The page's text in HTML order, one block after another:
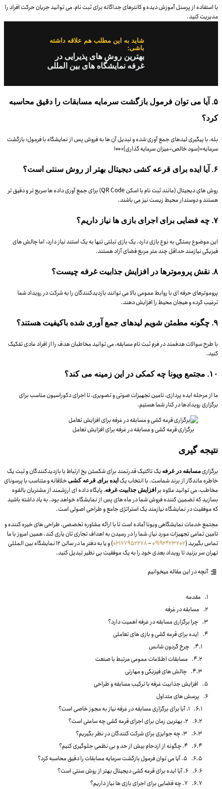
با استفاده از پرسنل آموزش دیده و کانترهای جداگانه برای ثبت نام، می توانید جریان حرکت افراد را
مدیریت کنید.
شاید به این مطلب هم علاقه داشته
باشی:
بهترین روش های پذیرایی در
غرفه نمایشگاه های بین المللی
۵. آیا می توان فرمول بازگشت سرمایه مسابقات را دقیق محاسبه
کرد؟
بله، با پیگیری لیدهای جمع آوری شده و تبدیل آن ها به فروش پس از نمایشگاه با فرمول: بازگشت
سرمایه=(سود خالص÷میزان سرمایه گذاری)×۱۰۰
۶. آیا ایده برای قرعه کشی دیجیتال بهتر از روش سنتی است؟
روش های دیجیتال (مانند ثبت نام با اسکن QR Code) برای جمع آوری داده ها سریع تر و دقیق تر
هستند و دوستدار محیط زیست نیز می باشند.
۷. چه فضایی برای اجرای بازی ها نیاز داریم؟
این موضوع بستگی به نوع بازی دارد. یک بازی تبلتی تنها به یک استند نیاز دارد، اما چالش های
فیزیکی نیازمند حداقل چند متر مربع فضای آزاد هستند.
۸. نقش پروموترها در افزایش جذابیت غرفه چیست؟
پروموترهای حرفه ای با روابط عمومی بالا می توانند بازدیدکنندگان را به شرکت در رویداد شما
ترغیب کرده و هیجان محیط را افزایش دهند.
۹. چگونه مطمئن شویم لیدهای جمع آوری شده باکیفیت هستند؟
با طرح سوالات هدفمند در فرم ثبت نام مسابقه، می توانید مخاطبان هدف را از افراد عادی تفکیک
کنید.
۱۰. مجتمع ویونا چه کمکی در این زمینه می کند؟
ما از مرحله ایده پردازی، تامین تجهیزات صوتی و تصویری، تا اجرای دکوراسیون مناسب برای
برگزاری رویدادها در کنار شما هستیم.
برگزاری قرعه کشی و مسابقه در غرفه برای افزایش تعامل
نتیجه گیری
برگزاری مسابقه در غرفه یک تاکتیک قدرتمند برای شکستن یخ ارتباط با بازدیدکنندگان و ثبت یک
خاطره ماندگار از برند شماست. با انتخاب یک ایده برای قرعه کشیخلاقانه و متناسب با پرسونای
مخاطب، می توانید علاوه بر افزایش جذابیت غرفه، پایگاه داده ای ارزشمند از مشتریان بالقوه
بسازید که تضمین کننده فروش شما در ماه های پس از نمایشگاه خواهد بود. به یاد داشته باشید
که موفقیت در نمایشگاه نیازمند یک استراتژی جامع و طراحی اصولی است.
مجتمع خدمات نمایشگاهی ویونا آماده است تا با ارائه مشاوره تخصصی، طراحی های خیره کننده و
تامین تمامی تجهیزات مورد نیاز، شما را در رسیدن به اهداف تجاری تان یاری کند. همین امروز با ما
تماس بگیرید (09192423702
–
02177952278
) و یا به دفتر ما در سالن ۱۲ نمایشگاه بین المللی
تهران سر بزنید تا رویداد بعدی خود را به یک موفقیت بی نظیر تبدیل کنید.
آنچه در این مقاله میخوانیم
مقدمه
مسابقه در غرفه
چرا برگزاری مسابقه در غرفه اهمیت دارد؟
ایده برای قرعه کشی و بازی های تعاملی
چرخ گردون شانس
مسابقات اطلاعات عمومی مرتبط با صنعت
چالش های فیزیکی و مهارتی
افزایش جذابیت غرفه با ترکیب مسابقه و طراحی
پرسش های متداول
۱. آیا برای برگزاری مسابقه در غرفه نیاز به مجوز خاصی است؟
۲. بهترین زمان برای اجرای قرعه کشی چه ساعتی است؟
۳. چه جوایزی برای شرکت کنندگان در نظر بگیریم؟
۴. چگونه از ازدحام بیش از حد و بی نظمی جلوگیری کنیم؟
۵. آیا می توان فرمول بازگشت سرمایه مسابقات را دقیق محاسبه کرد؟
۶. آیا ایده برای قرعه کشی دیجیتال بهتر از روش سنتی است؟
۷. چه فضایی برای اجرای بازی ها نیاز داریم؟